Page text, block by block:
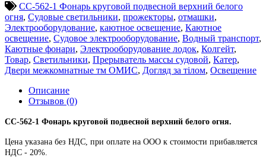
СС-562-1 Фонарь круговой подвесной верхний белого
огня, Судовые светильники, прожекторы, отмашки,
Электрооборудование, каютное освещение, Каютное
освещение, Судовое электрооборудование, Водный транспорт,
Каютные фонари, Электрооборудование лодок, Колгейт,
Товар, Светильники, Прерыватель массы судовой, Катер,
Двери межкомнатные тм ОМИС, Догляд за тілом, Освещение
Описание
Отзывов (0)
СС-562-1 Фонарь круговой подвесной верхний белого огня.
Цена указана без НДС, при оплате на ООО к стоимости прибавляется
НДС - 20%.